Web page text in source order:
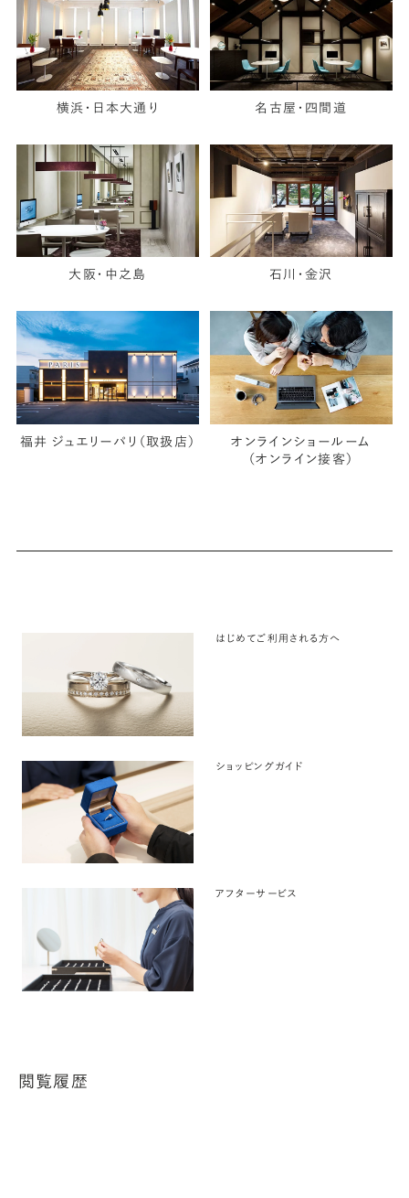
横浜・日本大通り 名古屋・四間道
大阪・中之島 石川・金沢
福井 ジュエリーパリ（取扱店）
オンラインショールーム
（オンライン接客）
はじめてご利用される方へ
ショッピングガイド
アフターサービス
閲覧履歴